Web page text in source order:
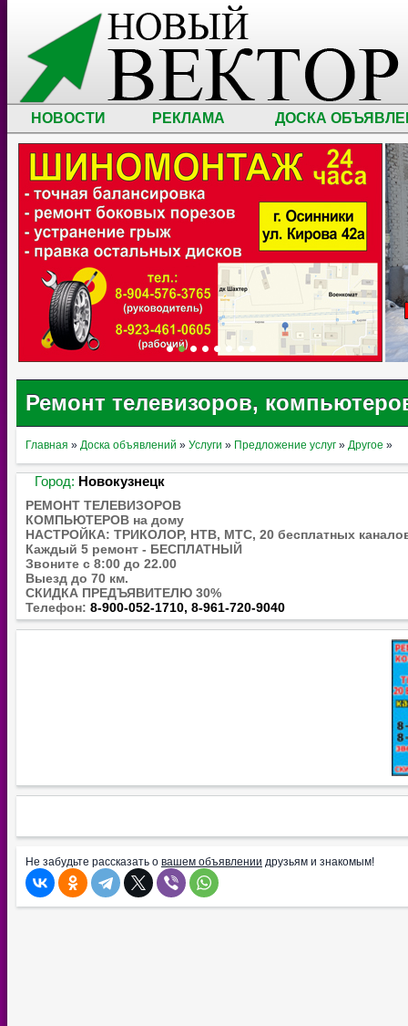
НОВОСТИ РЕКЛАМА ДОСКА
Ремонт телевизоров,
Главная » Доска объявлений » Услуги » Предложение услуг » Другое »
Город: Новокузнецк
РЕМОНТ ТЕЛЕВИЗОРОВ
КОМПЬЮТЕРОВ на дому
НАСТРОЙКА: ТРИКОЛОР, НТВ, МТС, 20 бесплатных
Каждый 5 ремонт - БЕСПЛАТНЫЙ
Звоните с 8:00 до 22.00
Выезд до 70 км.
СКИДКА ПРЕДЪЯВИТЕЛЮ 30%
Телефон: 8-900-052-1710, 8-961-720-9040
Не забудьте рассказать о вашем объявлении друзьям и знакомым!